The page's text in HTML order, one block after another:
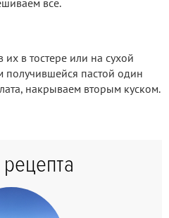
в тостере или на сухой
получившейся пастой один
накрываем вторым куском.